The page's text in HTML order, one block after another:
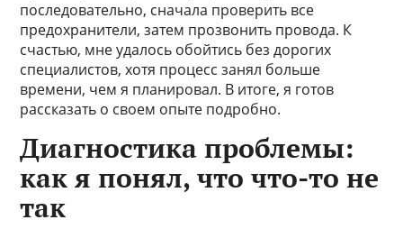
последовательно, сначала проверить все
предохранители, затем прозвонить провода. К
счастью, мне удалось обойтись без дорогих
специалистов, хотя процесс занял больше
времени, чем я планировал. В итоге, я готов
рассказать о своем опыте подробно.
Диагностика проблемы:
как я понял, что что-то не
так